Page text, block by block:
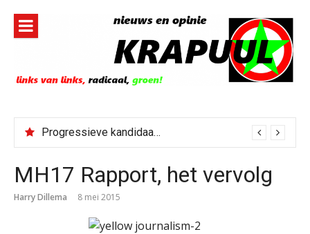
inhoud
Progressieve kandidaat El-Sayed senaatskandidaat Michigan
MH17 Rapport, het vervolg
Harry Dillema 8 mei 2015